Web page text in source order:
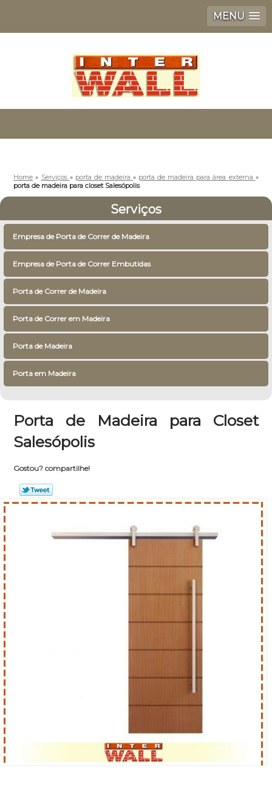
MENU
Home » Serviços » porta de madeira» porta de madeira para área externa »
porta de madeira para closet Salesópolis
Serviços
Empresa de Porta de Correr de Madeira
Empresa de Porta de Correr Embutidas
Porta de Correr de Madeira
Porta de Correr em Madeira
Porta de Madeira
Porta em Madeira
Porta de Madeira para Closet
Salesópolis
Gostou? compartilhe!